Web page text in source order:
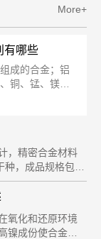
More+
有哪些
成的合金；铝
铜、锰、镁、
主要部分。铝
之一。 钛合
，精密合金材料
，成品规格包括
、薄膜等，可以
0.002mm超薄
氧化和还原环境
镍成份使合金具